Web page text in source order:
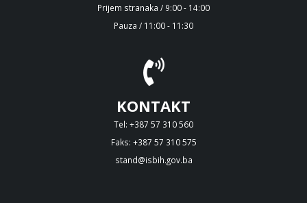
Prijem stranaka / 9:00 - 14:00
Pauza / 11:00 - 11:30
KONTAKT
Tel: +387 57 310 560
Faks: +387 57 310 575
stand@isbih.gov.ba